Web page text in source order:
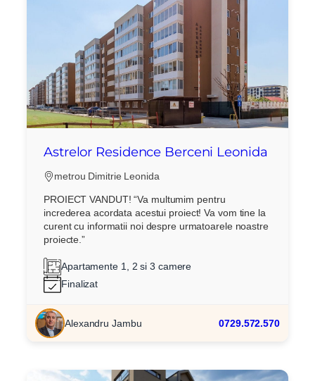
Astrelor Residence Berceni Leonida
metrou Dimitrie Leonida
PROIECT VANDUT! “Va multumim pentru
increderea acordata acestui proiect! Va vom tine la
curent cu informatii noi despre urmatoarele noastre
proiecte.”
Apartamente 1, 2 si 3 camere
Finalizat
Alexandru Jambu 0729.572.570